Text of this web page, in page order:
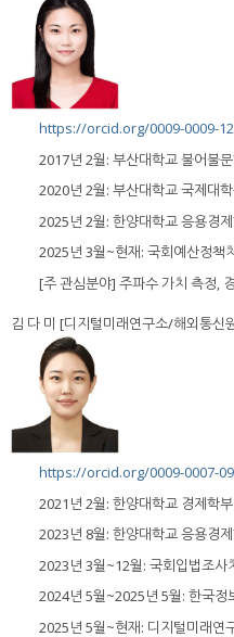
https://orcid.org/0009-0009-
2017년 2월: 부산대학교 불어불
2020년 2월: 부산대학교 국제대
2025년 2월: 한양대학교 응용경
2025년 3월~현재: 국회예산정책
[주 관심분야] 주파수 가치 측정,
김 다 미 [디지털미래연구소/해외통신
https://orcid.org/0009-0007-
2021년 2월: 한양대학교 경제학
2023년 8월: 한양대학교 응용경
2023년 3월~12월: 국회입법조사
2024년 5월~2025년 5월: 한국정
2025년 5월~현재: 디지털미래연